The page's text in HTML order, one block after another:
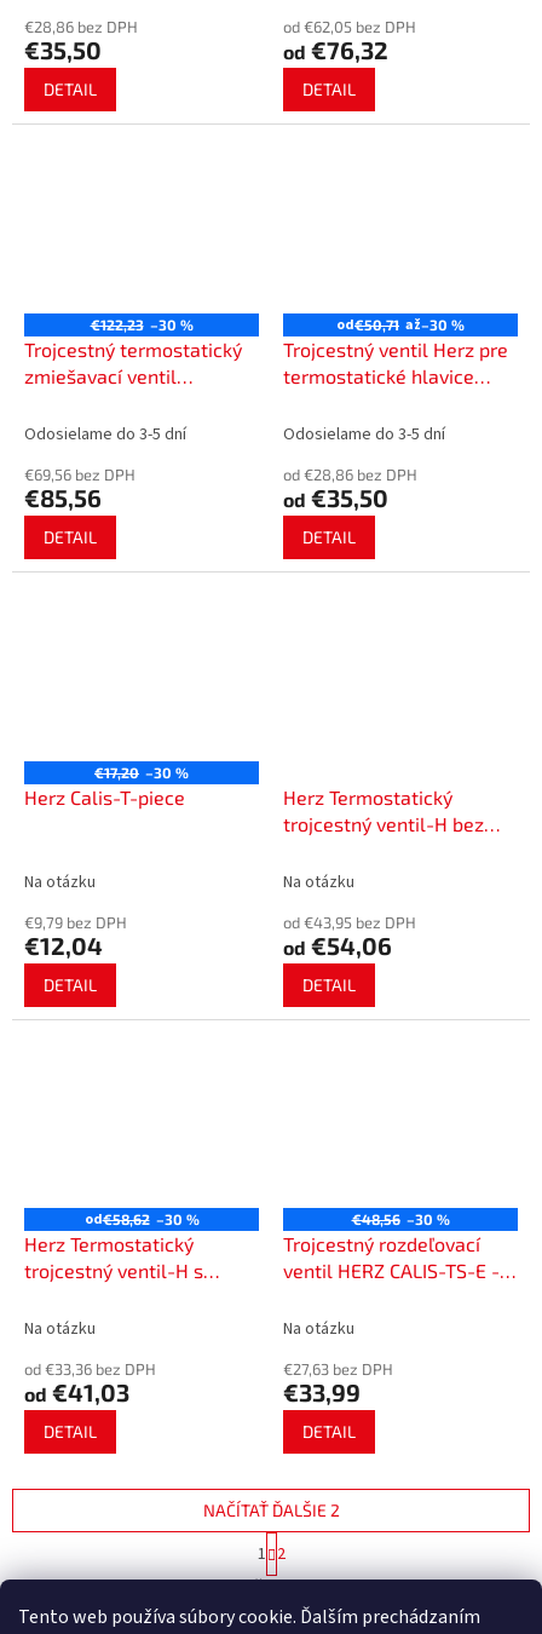
Tento web používa súbory cookie. Ďalším prechádzaním
€28,86 bez DPH
€35,50
DETAIL
od €62,05 bez DPH
od €76,32
DETAIL
€122,23 –30 %
Trojcestný termostatický
zmiešavací ventil
Odosielame do 3-5 dní
€69,56 bez DPH
€85,56
DETAIL
od€50,71 až–30 %
Trojcestný ventil Herz pre
termostatické hlavice
Odosielame do 3-5 dní
od €28,86 bez DPH
od €35,50
DETAIL
€17,20 –30 %
Herz Calis-T-piece
Na otázku
€9,79 bez DPH
€12,04
DETAIL
Herz Termostatický
trojcestný ventil-H bez
Na otázku
od €43,95 bez DPH
od €54,06
DETAIL
od€58,62 –30 %
Herz Termostatický
trojcestný ventil-H s
Na otázku
od €33,36 bez DPH
od €41,03
DETAIL
€48,56 –30 %
Trojcestný rozdeľovací
ventil HERZ CALIS-TS-E -
systém
Na otázku
€27,63 bez DPH
€33,99
DETAIL
O
l
NAČÍTAŤ ĎALŠIE 2
t
r
n
1 2
14položiek celkom
HORE